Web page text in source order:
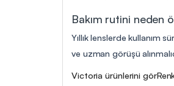
Bakım rutini neden
Yıllık lenslerde kullanım
ve uzman görüşü
Victoria ürünlerini gör